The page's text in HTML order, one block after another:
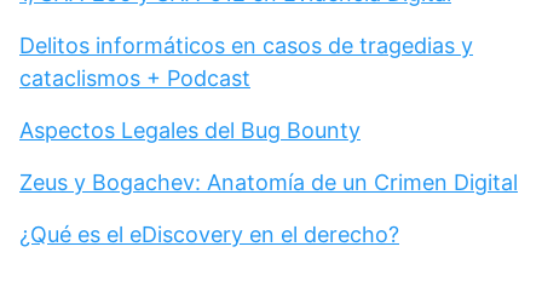
Delitos informáticos en casos de tragedias y
cataclismos + Podcast
Aspectos Legales del Bug Bounty
Zeus y Bogachev: Anatomía de un Crimen Digital
¿Qué es el eDiscovery en el derecho?